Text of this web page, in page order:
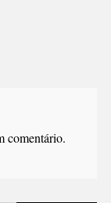
comentário.